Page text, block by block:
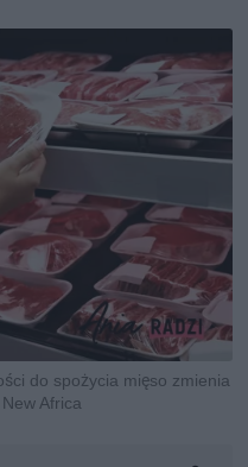
do spożycia mięso zmienia
Africa